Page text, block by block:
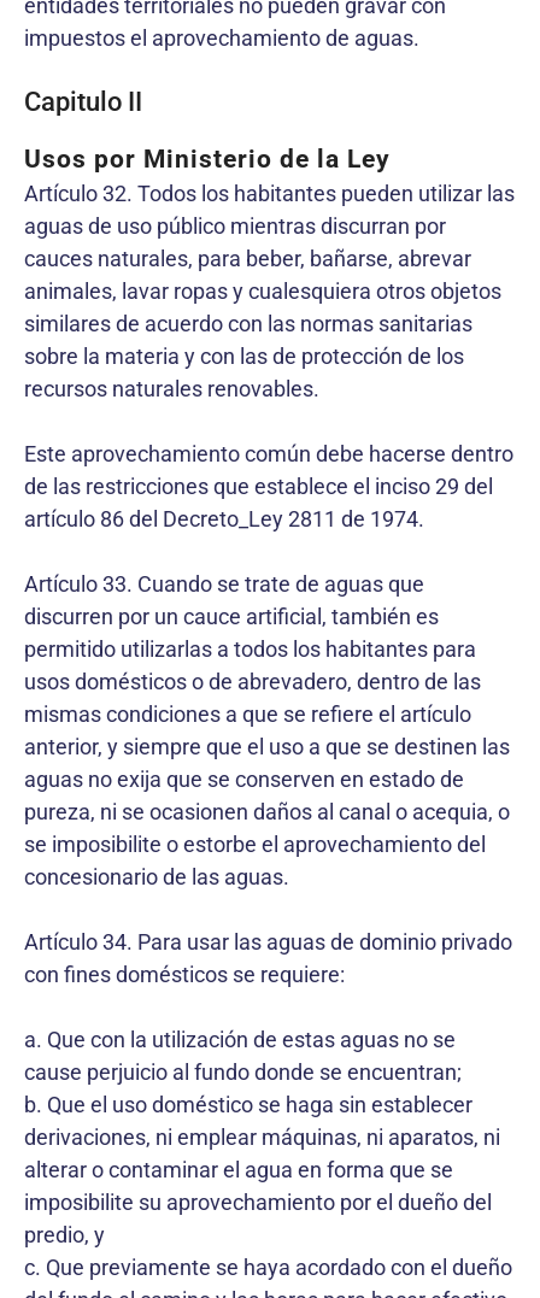
entidades territoriales no pueden gravar con
impuestos el aprovechamiento de aguas.
Capitulo II
Usos por Ministerio de la Ley
Artículo 32. Todos los habitantes pueden utilizar las
aguas de uso público mientras discurran por
cauces naturales, para beber, bañarse, abrevar
animales, lavar ropas y cualesquiera otros objetos
similares de acuerdo con las normas sanitarias
sobre la materia y con las de protección de los
recursos naturales renovables.
Este aprovechamiento común debe hacerse dentro
de las restricciones que establece el inciso 29 del
artículo 86 del Decreto_Ley 2811 de 1974.
Artículo 33. Cuando se trate de aguas que
discurren por un cauce artificial, también es
permitido utilizarlas a todos los habitantes para
usos domésticos o de abrevadero, dentro de las
mismas condiciones a que se refiere el artículo
anterior, y siempre que el uso a que se destinen las
aguas no exija que se conserven en estado de
pureza, ni se ocasionen daños al canal o acequia, o
se imposibilite o estorbe el aprovechamiento del
concesionario de las aguas.
Artículo 34. Para usar las aguas de dominio privado
con fines domésticos se requiere:
a. Que con la utilización de estas aguas no se
cause perjuicio al fundo donde se encuentran;
b. Que el uso doméstico se haga sin establecer
derivaciones, ni emplear máquinas, ni aparatos, ni
alterar o contaminar el agua en forma que se
imposibilite su aprovechamiento por el dueño del
predio, y
c. Que previamente se haya acordado con el dueño